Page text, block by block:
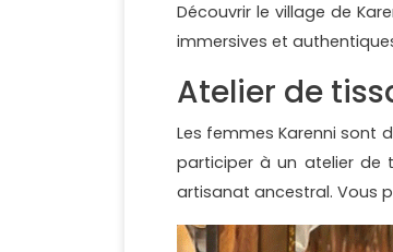
Découvrir le village de
immersives et
Atelier de
Les femmes Karenni sont
participer à un atelier de
artisanat ancestral. Vous